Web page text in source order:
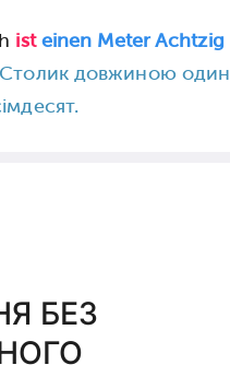
ist einen Meter Achtzig
довжиною один
БЕЗ